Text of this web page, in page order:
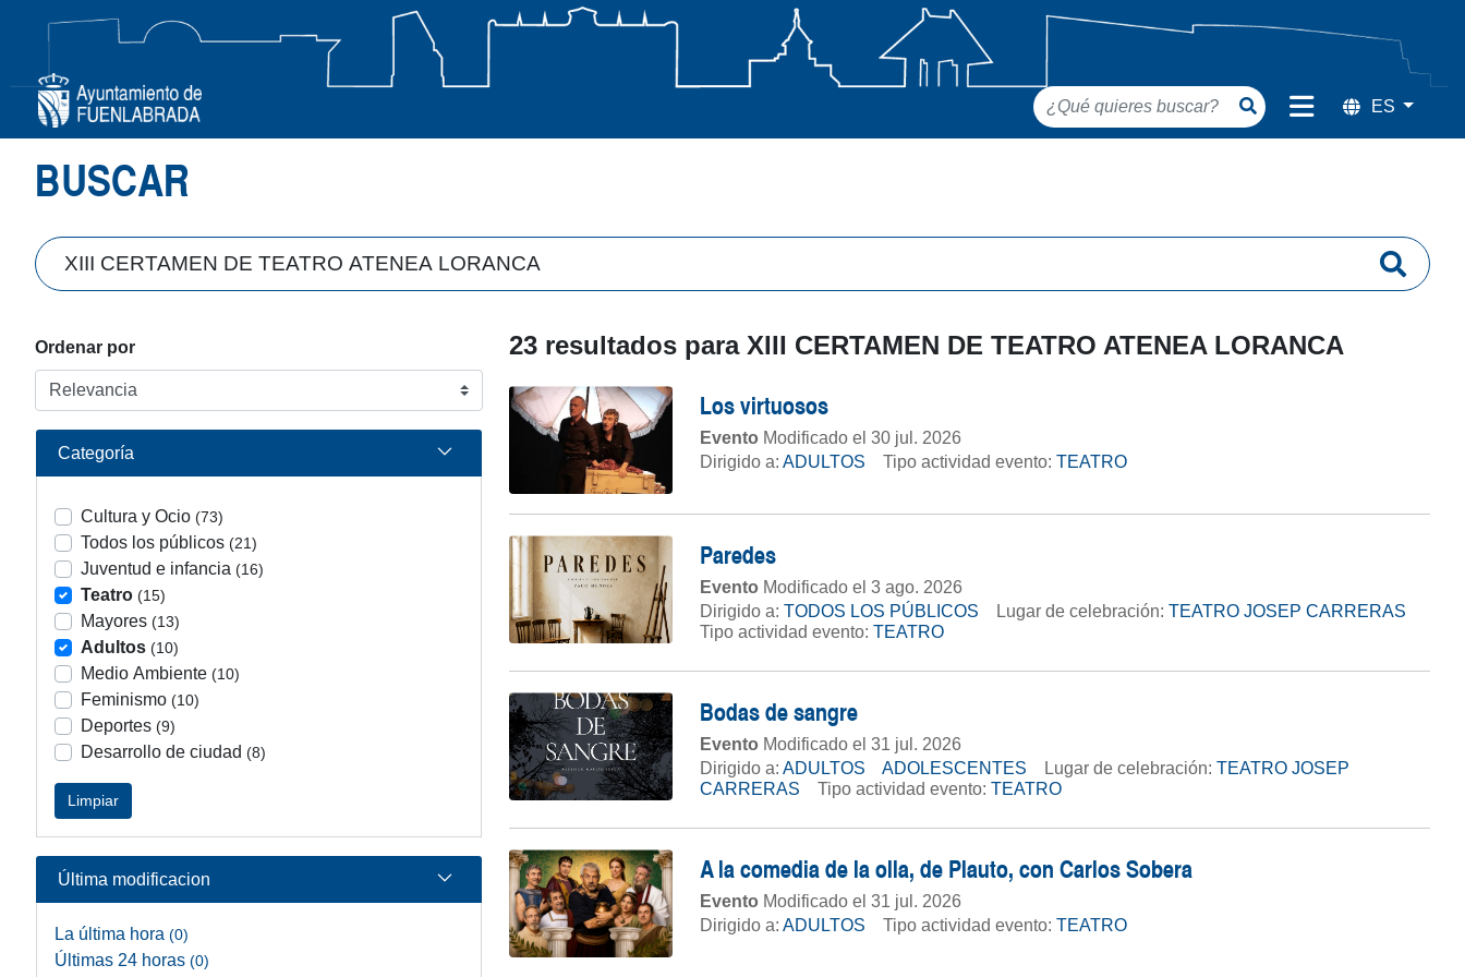
Búsqueda
BUSCAR
Ordenar por
Categoría
Cultura y Ocio (73)
Todos los públicos (21)
Juventud e infancia (16)
Teatro (15)
Mayores (13)
Adultos (10)
Medio Ambiente (10)
Feminismo (10)
Deportes (9)
Desarrollo de ciudad (8)
Limpiar
Última modificacion
La última hora (0)
Últimas 24 horas (0)
23 resultados para XIII CERTAMEN DE TEATRO ATENEA LORANCA
Los virtuosos
Evento Modificado el 30 jul. 2026
Dirigido a: ADULTOS Tipo actividad evento: TEATRO
Paredes
Evento Modificado el 3 ago. 2026
Dirigido a: TODOS LOS PÚBLICOS Lugar de celebración: TEATRO JOSEP CARRERAS
Tipo actividad evento: TEATRO
Bodas de sangre
Evento Modificado el 31 jul. 2026
Dirigido a: ADULTOS ADOLESCENTES Lugar de celebración: TEATRO JOSEP
CARRERAS
Tipo actividad evento: TEATRO
A la comedia de la olla, de Plauto, con Carlos Sobera
Evento Modificado el 31 jul. 2026
Dirigido a: ADULTOS Tipo actividad evento: TEATRO